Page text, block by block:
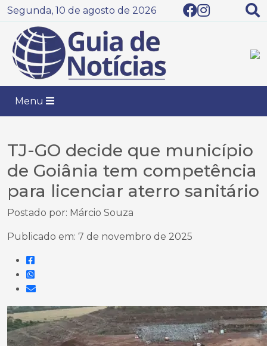
Segunda, 10 de agosto de 2026
Menu
TJ-GO decide que município
de Goiânia tem competência
para licenciar aterro sanitário
Postado por: Márcio Souza
Publicado em: 7 de novembro de 2025